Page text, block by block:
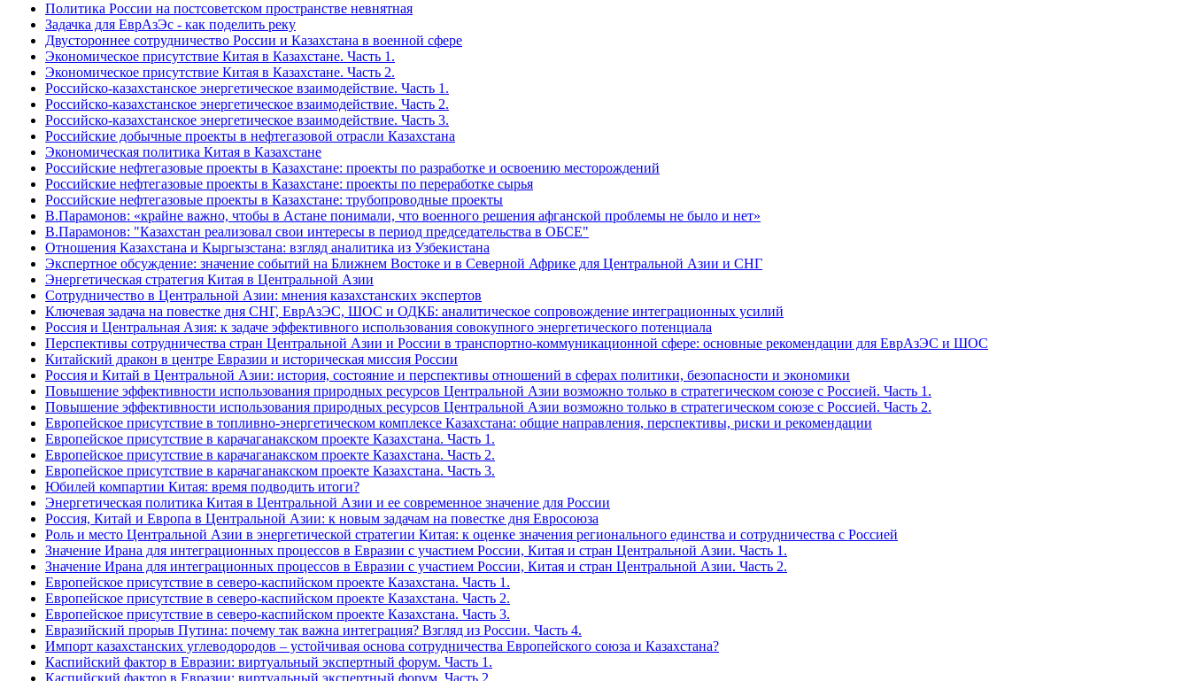
Политика России на постсоветском пространстве невнятная
Задачка для ЕврАзЭс - как поделить реку
Двустороннее сотрудничество России и Казахстана в военной сфере
Экономическое присутствие Китая в Казахстане. Часть 1.
Экономическое присутствие Китая в Казахстане. Часть 2.
Российско-казахстанское энергетическое взаимодействие. Часть 1.
Российско-казахстанское энергетическое взаимодействие. Часть 2.
Российско-казахстанское энергетическое взаимодействие. Часть 3.
Российские добычные проекты в нефтегазовой отрасли Казахстана
Экономическая политика Китая в Казахстане
Российские нефтегазовые проекты в Казахстане: проекты по разработке и освоению месторождений
Российские нефтегазовые проекты в Казахстане: проекты по переработке сырья
Российские нефтегазовые проекты в Казахстане: трубопроводные проекты
В.Парамонов: «крайне важно, чтобы в Астане понимали, что военного решения афганской проблемы не было и нет»
В.Парамонов: "Казахстан реализовал свои интересы в период председательства в ОБСЕ"
Отношения Казахстана и Кыргызстана: взгляд аналитика из Узбекистана
Экспертное обсуждение: значение событий на Ближнем Востоке и в Северной Африке для Центральной Азии и СНГ
Энергетическая стратегия Китая в Центральной Азии
Сотрудничество в Центральной Азии: мнения казахстанских экспертов
Ключевая задача на повестке дня СНГ, ЕврАзЭС, ШОС и ОДКБ: аналитическое сопровождение интеграционных усилий
Россия и Центральная Азия: к задаче эффективного использования совокупного энергетического потенциала
Перспективы сотрудничества стран Центральной Азии и России в транспортно-коммуникационной сфере: основные рекомендации для ЕврАзЭС и ШОС
Китайский дракон в центре Евразии и историческая миссия России
Россия и Китай в Центральной Азии: история, состояние и перспективы отношений в сферах политики, безопасности и экономики
Повышение эффективности использования природных ресурсов Центральной Азии возможно только в стратегическом союзе с Россией. Часть 1.
Повышение эффективности использования природных ресурсов Центральной Азии возможно только в стратегическом союзе с Россией. Часть 2.
Европейское присутствие в топливно-энергетическом комплексе Казахстана: общие направления, перспективы, риски и рекомендации
Европейское присутствие в карачаганакском проекте Казахстана. Часть 1.
Европейское присутствие в карачаганакском проекте Казахстана. Часть 2.
Европейское присутствие в карачаганакском проекте Казахстана. Часть 3.
Юбилей компартии Китая: время подводить итоги?
Энергетическая политика Китая в Центральной Азии и ее современное значение для России
Россия, Китай и Европа в Центральной Азии: к новым задачам на повестке дня Евросоюза
Роль и место Центральной Азии в энергетической стратегии Китая: к оценке значения регионального единства и сотрудничества с Россией
Значение Ирана для интеграционных процессов в Евразии с участием России, Китая и стран Центральной Азии. Часть 1.
Значение Ирана для интеграционных процессов в Евразии с участием России, Китая и стран Центральной Азии. Часть 2.
Европейское присутствие в северо-каспийском проекте Казахстана. Часть 1.
Европейское присутствие в северо-каспийском проекте Казахстана. Часть 2.
Европейское присутствие в северо-каспийском проекте Казахстана. Часть 3.
Евразийский прорыв Путина: почему так важна интеграция? Взгляд из России. Часть 4.
Импорт казахстанских углеводородов – устойчивая основа сотрудничества Европейского союза и Казахстана?
Каспийский фактор в Евразии: виртуальный экспертный форум. Часть 1.
Каспийский фактор в Евразии: виртуальный экспертный форум. Часть 2.